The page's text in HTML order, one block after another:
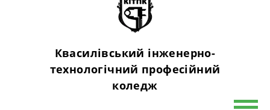
Квасилівський інженерно-
технологічний професійний
коледж